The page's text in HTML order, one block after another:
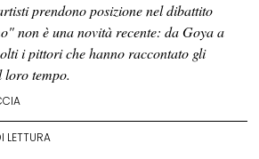
prendono posizione nel dibattito
non è una novità recente: da Goya a
i pittori che hanno raccontato gli
tempo.
LETTURA